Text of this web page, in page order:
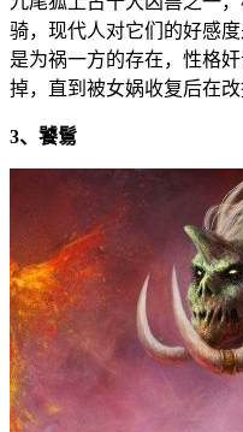
骑，现代人对它们的好感
是为祸一方的存在，性格
掉，直到被女娲收复后在改
3、饕鬄